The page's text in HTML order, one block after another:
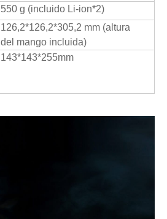
550 g (incluido Li-ion*2)
126,2*126,2*305,2 mm (altura
del mango incluida)
143*143*255mm